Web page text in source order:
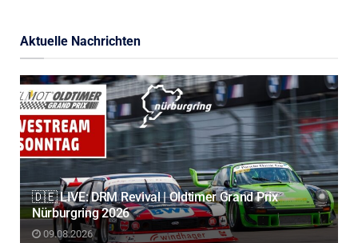
Aktuelle Nachrichten
🇩🇪 LIVE: DRM Revival | Oldtimer Grand Prix
Nürburgring 2026
09.08.2026